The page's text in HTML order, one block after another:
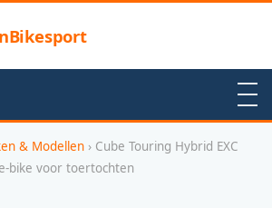
& Modellen › Cube Touring Hybrid EXC
bike voor toertochten